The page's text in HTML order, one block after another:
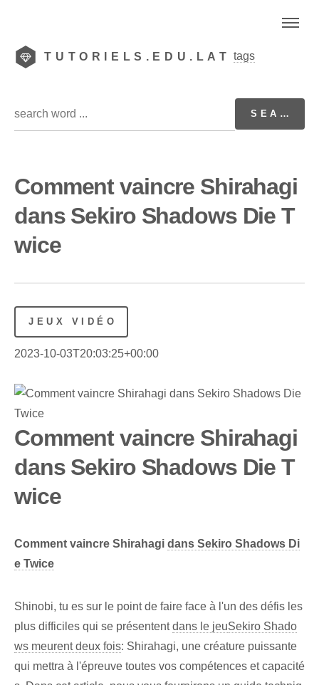
TUTORIELS.EDU.LAT tags
Comment vaincre Shirahagi
dans Sekiro Shadows Die T
wice
JEUX VIDÉO
2023-10-03T20:03:25+00:00
Comment vaincre Shirahagi
dans Sekiro Shadows Die T
wice
Comment vaincre Shirahagi dans Sekiro Shadows Di
e Twice
Shinobi, tu es sur le point de faire face à l'un des défis les
plus difficiles qui se présententdans le jeuSekiro Shado
ws meurent deux fois: Shirahagi, une créature puissante
qui mettra à l'épreuve toutes vos compétences et capacité